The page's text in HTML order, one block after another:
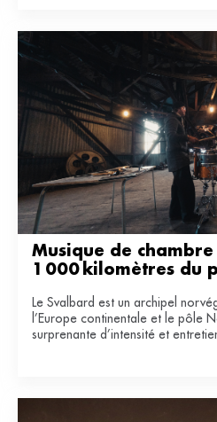
Musique de chambre
1 000 kilomètres du
Le Svalbard est un archipel
l’Europe continentale et le pôle
surprenante d’intensité et